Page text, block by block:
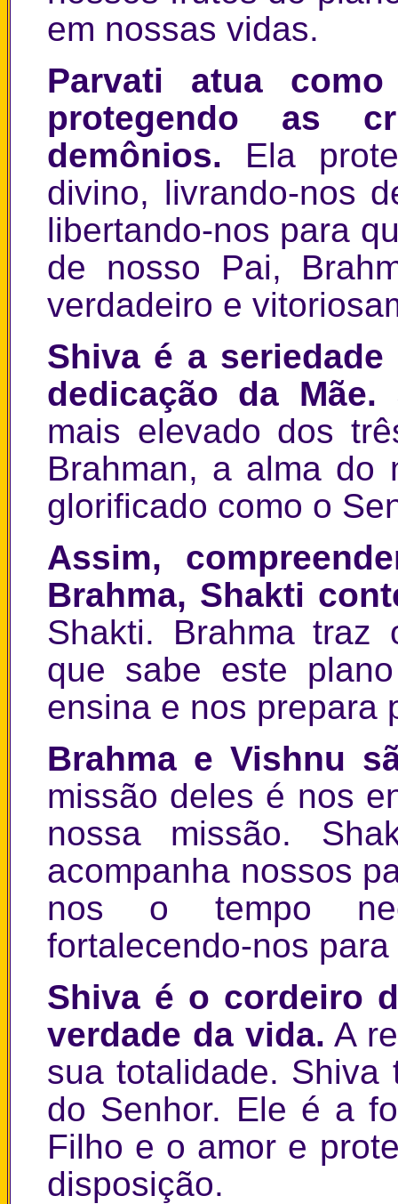
em nossas vidas.
Parvati atua
protegendo as
demônios. Ela
divino, livrando-nos
libertando-nos para
de nosso Pai,
verdadeiro e
Shiva é a
dedicação da Mãe.
mais elevado dos
Brahman, a alma do
glorificado como o
Assim,
Brahma, Shakti
Shakti. Brahma traz
que sabe este
ensina e nos prepara
Brahma e Vishnu
missão deles é nos
nossa missão.
acompanha nossos
nos o tempo
fortalecendo-nos
Shiva é o cordeiro
verdade da vida. A
sua totalidade.
do Senhor. Ele é a
Filho e o amor e
disposição.